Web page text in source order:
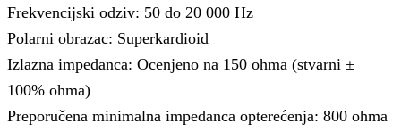
Frekvencijski odziv: 50 do 20 000 Hz
Polarni obrazac: Superkardioid
Izlazna impedanca: Ocenjeno na 150 ohma (stvarni ±
100% ohma)
Preporučena minimalna impedanca opterećenja: 800 ohma